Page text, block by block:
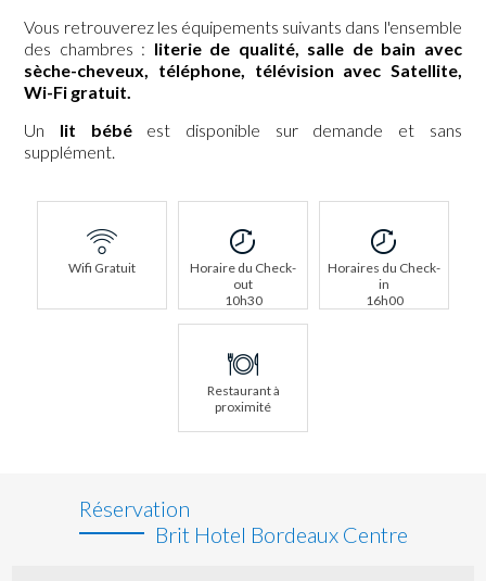
Vous retrouverez les équipements suivants dans l'ensemble
des chambres : literie de qualité, salle de bain avec
sèche-cheveux, téléphone, télévision avec Satellite,
Wi-Fi gratuit.
Un lit bébé est disponible sur demande et sans
supplément.
Wifi Gratuit
Horaire du Check-
out
10h30
Horaires du Check-
in
16h00
Restaurant à
proximité
Réservation
Brit Hotel Bordeaux Centre